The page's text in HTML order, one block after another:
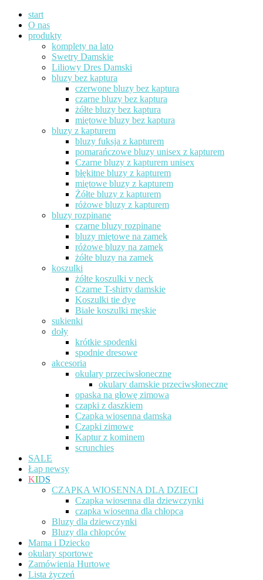
start
O nas
produkty
komplety na lato
Swetry Damskie
Liliowy Dres Damski
bluzy bez kaptura
czerwone bluzy bez kaptura
czarne bluzy bez kaptura
żółte bluzy bez kaptura
miętowe bluzy bez kaptura
bluzy z kapturem
bluzy fuksja z kapturem
pomarańczowe bluzy unisex z kapturem
Czarne bluzy z kapturem unisex
błękitne bluzy z kapturem
miętowe bluzy z kapturem
Żółte bluzy z kapturem
różowe bluzy z kapturem
bluzy rozpinane
czarne bluzy rozpinane
bluzy miętowe na zamek
różowe bluzy na zamek
żółte bluzy na zamek
koszulki
żółte koszulki v neck
Czarne T-shirty damskie
Koszulki tie dye
Białe koszulki męskie
sukienki
doły
krótkie spodenki
spodnie dresowe
akcesoria
okulary przeciwsłoneczne
okulary damskie przeciwsłoneczne
opaska na głowę zimowa
czapki z daszkiem
Czapka wiosenna damska
Czapki zimowe
Kaptur z kominem
scrunchies
SALE
Łap newsy
KIDS
CZAPKA WIOSENNA DLA DZIECI
Czapka wiosenna dla dziewczynki
czapka wiosenna dla chłopca
Bluzy dla dziewczynki
Bluzy dla chłopców
Mama i Dziecko
okulary sportowe
Zamówienia Hurtowe
Lista życzeń